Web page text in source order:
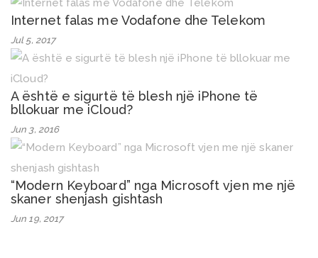
Internet falas me Vodafone dhe Telekom
Jul 5, 2017
A është e sigurtë të blesh një iPhone të
bllokuar me iCloud?
Jun 3, 2016
“Modern Keyboard” nga Microsoft vjen me një
skaner shenjash gishtash
Jun 19, 2017